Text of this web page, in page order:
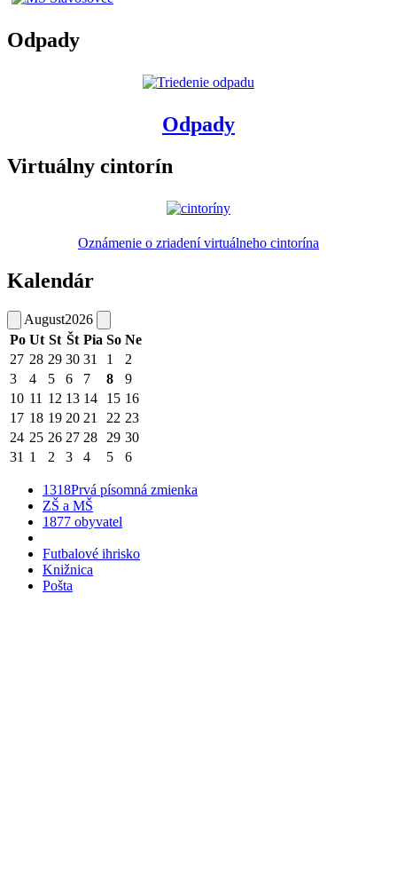
Odpady
Odpady
Virtuálny cintorín
Oznámenie o zriadení virtuálneho cintorína
Kalendár
August2026
Po Ut St Št Pia So Ne
27 28 29 30 31 1
2
3
4 5 6 7 8
9
10 11 12 13 14 15 16
17 18 19 20 21 22 23
24 25 26 27 28 29 30
31 1 2 3 4 5 6
1318Prvá písomná zmienka
ZŠ a MŠ
1877 obyvatel
Futbalové ihrisko
Knižnica
Pošta